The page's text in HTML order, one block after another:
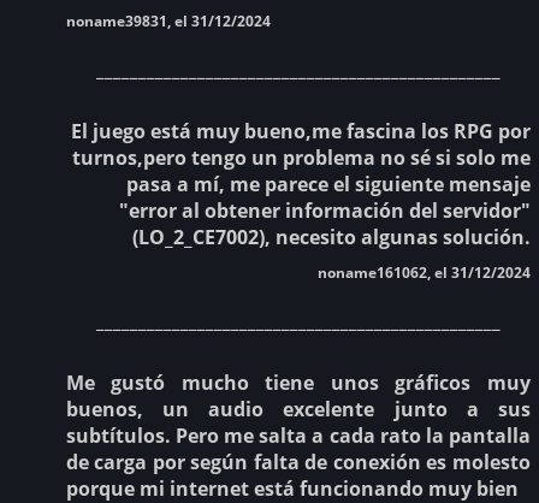
noname39831, el 31/12/2024
El juego está muy bueno,me fascina los RPG por
turnos,pero tengo un problema no sé si solo me
pasa a mí, me parece el siguiente mensaje
"error al obtener información del servidor"
(LO_2_CE7002), necesito algunas solución.
noname161062, el 31/12/2024
Me gustó mucho tiene unos gráficos muy
buenos, un audio excelente junto a sus
subtítulos. Pero me salta a cada rato la pantalla
de carga por según falta de conexión es molesto
porque mi internet está funcionando muy bien